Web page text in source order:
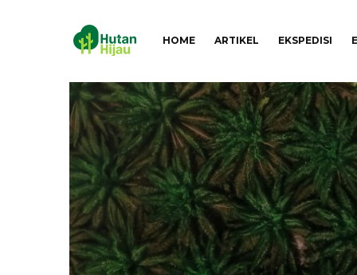
HOME ARTIKEL EKSPEDISI